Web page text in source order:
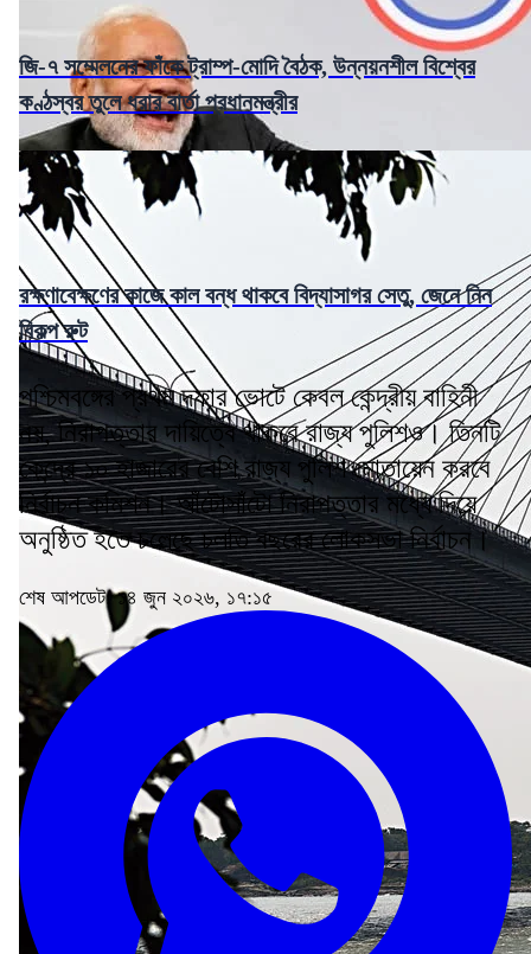
জি-৭ সম্মেলনের ফাঁকে ট্রাম্প-মোদি বৈঠক, উন্নয়নশীল বিশ্বের
কণ্ঠস্বর তুলে ধরার বার্তা প্রধানমন্ত্রীর
রক্ষণাবেক্ষণের কাজে কাল বন্ধ থাকবে বিদ্যাসাগর সেতু, জেনে নিন
বিকল্প রুট
পশ্চিমবঙ্গের প্রথম দফার ভোটে কেবল কেন্দ্রীয় বাহিনী
নয়, নিরাপত্তার দায়িত্বে থাকবে রাজ্য পুলিশও। তিনটি
কেন্দ্রে ১০ হাজারের বেশি রাজ্য পুলিশ মোতায়েন করবে
নির্বাচন কমিশন। আঁটোসাঁটো নিরাপত্তার মধ্যে দিয়ে
অনুষ্ঠিত হতে চলেছে চলতি বছরের লোকসভা নির্বাচন।
শেষ আপডেট: ১৪ জুন ২০২৬, ১৭:১৫